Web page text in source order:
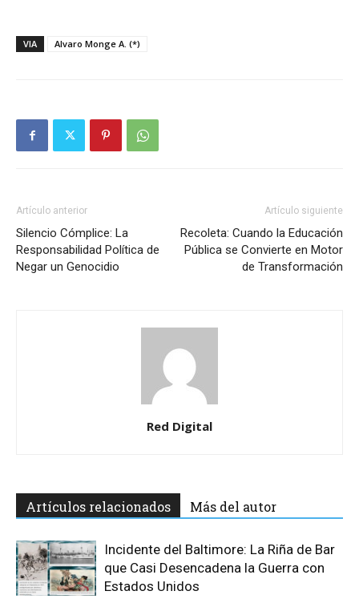
VIA Alvaro Monge A. (*)
Artículo anterior
Silencio Cómplice: La
Responsabilidad Política de
Negar un Genocidio
Artículo siguiente
Recoleta: Cuando la Educación
Pública se Convierte en Motor
de Transformación
Red Digital
Artículos relacionados Más del autor
Incidente del Baltimore: La Riña de Bar
que Casi Desencadena la Guerra con
Estados Unidos